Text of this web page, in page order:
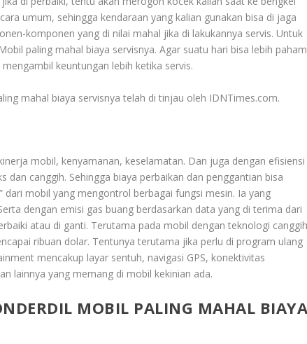
umum, sehingga kendaraan yang kalian gunakan bisa di jaga
komponen yang di nilai mahal jika di lakukannya servis. Untuk
paling mahal biaya servisnya. Agar suatu hari bisa lebih paham
keuntungan lebih ketika servis.
mahal biaya servisnya telah di tinjau oleh IDNTimes.com.
mobil, kenyamanan, keselamatan. Dan juga dengan efisiensi
dan canggih. Sehingga biaya perbaikan dan penggantian bisa
dari mobil yang mengontrol berbagai fungsi mesin. Ia yang
dengan emisi gas buang berdasarkan data yang di terima dari
atau di ganti. Terutama pada mobil dengan teknologi
ribuan dolar. Tentunya terutama jika perlu di program ulang
mencakup layar sentuh, navigasi GPS, konektivitas
lainnya yang memang di mobil kekinian ada.
MOBIL PALING MAHAL